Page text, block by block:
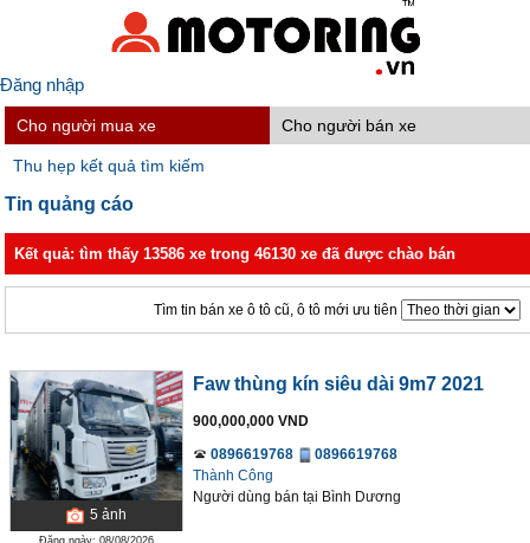
Đăng nhập
Cho người mua xe Cho người bán xe
Thu hẹp kết quả tìm kiếm
Tin quảng cáo
Kết quả: tìm thấy 13586 xe trong 46130 xe đã được chào bán
Tìm tin bán xe ô tô cũ, ô tô mới ưu tiên
5 ảnh
Faw thùng kín siêu dài 9m7 2021
900,000,000 VND
0896619768
0896619768
Thành Công
Người dùng bán tại Bình Dương